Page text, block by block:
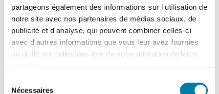
partageons également des informations sur l'utilisation de
notre site avec nos partenaires de médias sociaux, de
publicité et d'analyse, qui peuvent combiner celles-ci
avec d'autres informations que vous leur avez fournies
ou qu'ils ont collectées lors de votre utilisation de leurs
Nécessaires